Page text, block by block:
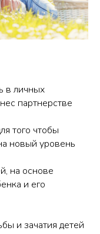
в личных
партнерстве
того чтобы
новый уровень
на основе
и его
и зачатия детей